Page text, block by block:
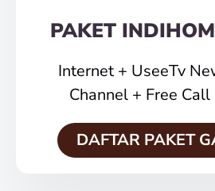
PAKET
Internet + UseeTv
Channel + Free
DAFTAR PAKET